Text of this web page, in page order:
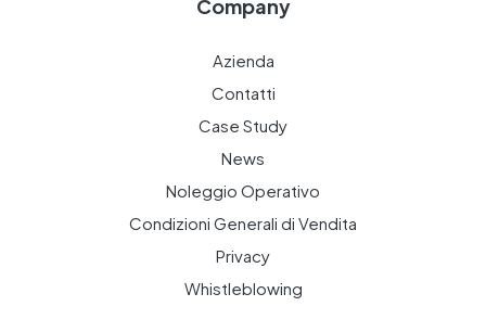
Company
Azienda
Contatti
Case Study
News
Noleggio Operativo
Condizioni Generali di Vendita
Privacy
Whistleblowing